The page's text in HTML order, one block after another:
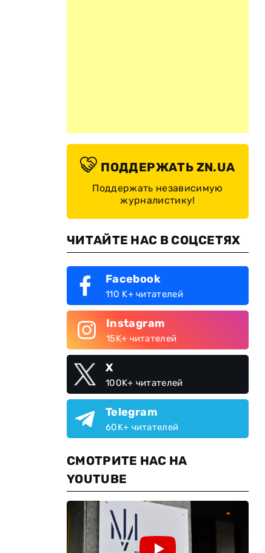
ПОДДЕРЖАТЬ ZN.UA
Поддержать независимую
журналистику!
ЧИТАЙТЕ НАС В СОЦСЕТЯХ
Facebook
110 K+ читателей
Instagram
15K+ читателей
X
100K+ читателей
Telegram
60K+ читателей
СМОТРИТЕ НАС НА
YOUTUBE